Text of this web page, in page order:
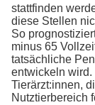
stattfinden
diese Stellen
So
minus 65
tatsächliche
entwickeln
Tierärzt:innen,
Nutztierbereich